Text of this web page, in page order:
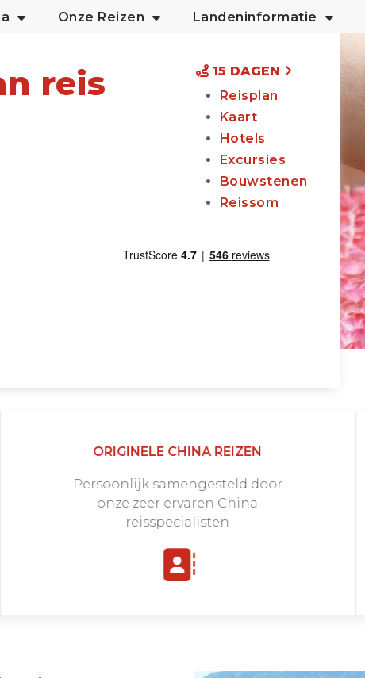
Onze Reizen Landeninformatie
reis
15 DAGEN
Reisplan
Kaart
Hotels
Excursies
Bouwstenen
Reissom
ORIGINELE CHINA REIZEN
Persoonlijk samengesteld door
onze zeer ervaren China
reisspecialisten